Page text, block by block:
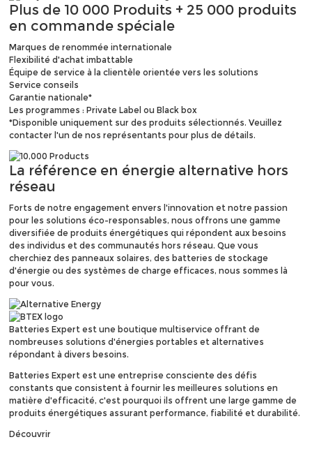
Plus de 10 000 Produits + 25 000 produits
en commande spéciale
Marques de renommée internationale
Flexibilité d'achat imbattable
Équipe de service à la clientèle orientée vers les solutions
Service conseils
Garantie nationale*
Les programmes : Private Label ou Black box
*Disponible uniquement sur des produits sélectionnés. Veuillez
contacter l'un de nos représentants pour plus de détails.
La référence en énergie alternative hors
réseau
Forts de notre engagement envers l'innovation et notre passion
pour les solutions éco-responsables, nous offrons une gamme
diversifiée de produits énergétiques qui répondent aux besoins
des individus et des communautés hors réseau. Que vous
cherchiez des panneaux solaires, des batteries de stockage
d'énergie ou des systèmes de charge efficaces, nous sommes là
pour vous.
Batteries Expert est une boutique multiservice offrant de
nombreuses solutions d'énergies portables et alternatives
répondant à divers besoins.
Batteries Expert est une entreprise consciente des défis
constants que consistent à fournir les meilleures solutions en
matière d'efficacité, c'est pourquoi ils offrent une large gamme de
produits énergétiques assurant performance, fiabilité et durabilité.
Découvrir